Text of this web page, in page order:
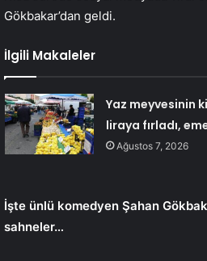
Gökbakar’dan geldi.
İlgili Makaleler
Yaz meyvesinin
liraya fırladı,
Ağustos 7, 2026
İşte ünlü komedyen Şahan
sahneler…